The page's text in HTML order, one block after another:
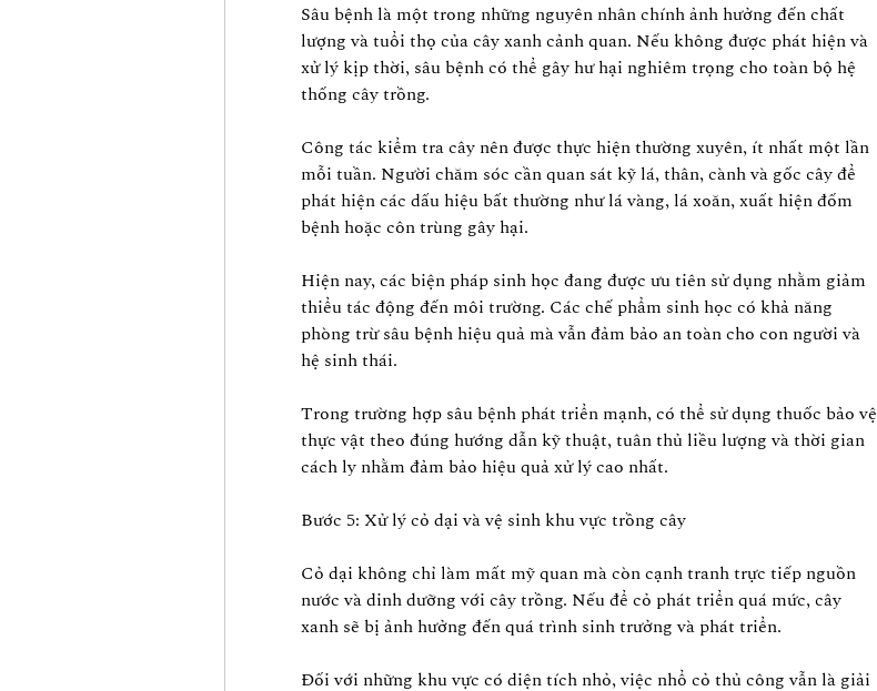
Sâu bệnh là một trong những nguyên nhân chính ảnh hưởng đến chất
lượng và tuổi thọ của cây xanh cảnh quan. Nếu không được phát hiện và
xử lý kịp thời, sâu bệnh có thể gây hư hại nghiêm trọng cho toàn bộ hệ
thống cây trồng.
Công tác kiểm tra cây nên được thực hiện thường xuyên, ít nhất một lần
mỗi tuần. Người chăm sóc cần quan sát kỹ lá, thân, cành và gốc cây để
phát hiện các dấu hiệu bất thường như lá vàng, lá xoăn, xuất hiện đốm
bệnh hoặc côn trùng gây hại.
Hiện nay, các biện pháp sinh học đang được ưu tiên sử dụng nhằm giảm
thiểu tác động đến môi trường. Các chế phẩm sinh học có khả năng
phòng trừ sâu bệnh hiệu quả mà vẫn đảm bảo an toàn cho con người và
hệ sinh thái.
Trong trường hợp sâu bệnh phát triển mạnh, có thể sử dụng thuốc bảo vệ
thực vật theo đúng hướng dẫn kỹ thuật, tuân thủ liều lượng và thời gian
cách ly nhằm đảm bảo hiệu quả xử lý cao nhất.
Bước 5: Xử lý cỏ dại và vệ sinh khu vực trồng cây
Cỏ dại không chỉ làm mất mỹ quan mà còn cạnh tranh trực tiếp nguồn
nước và dinh dưỡng với cây trồng. Nếu để cỏ phát triển quá mức, cây
xanh sẽ bị ảnh hưởng đến quá trình sinh trưởng và phát triển.
Đối với những khu vực có diện tích nhỏ, việc nhổ cỏ thủ công vẫn là giải